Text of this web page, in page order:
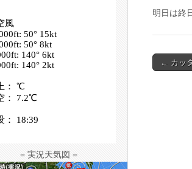
明日は終
Post← カッ
= 実況天気図 =